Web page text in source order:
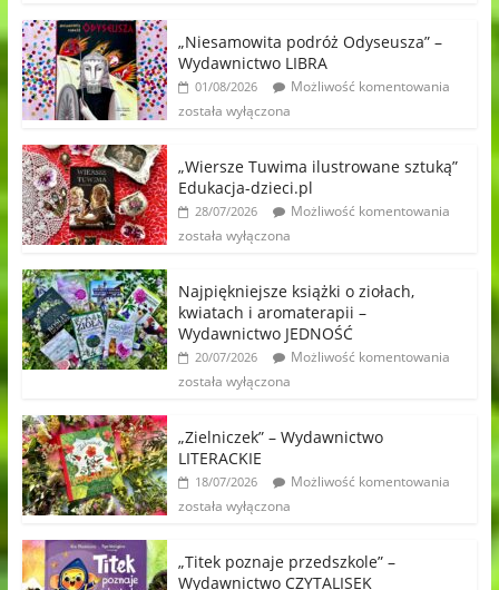
„Niesamowita podróż Odyseusza” –
Wydawnictwo LIBRA
01/08/2026
Możliwość komentowania
została wyłączona
„Wiersze Tuwima ilustrowane sztuką”
Edukacja-dzieci.pl
28/07/2026
Możliwość komentowania
została wyłączona
Najpiękniejsze książki o ziołach,
kwiatach i aromaterapii –
Wydawnictwo JEDNOŚĆ
20/07/2026
Możliwość komentowania
została wyłączona
„Zielniczek” – Wydawnictwo
LITERACKIE
18/07/2026
Możliwość komentowania
została wyłączona
„Titek poznaje przedszkole” –
Wydawnictwo CZYTALISEK